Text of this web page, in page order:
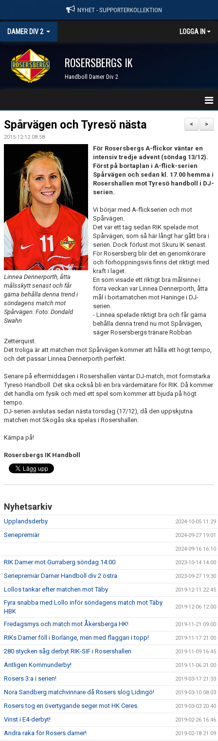
NYHET - SUPPORTERKOLLEKTION
DAMER DIV 2 LOGGA IN
ROSERSBERGS IK
Handboll Damer Div 2
STARTSIDA
NYHETER
KALENDER
TRUPPEN
SERIER & RESULTAT
KONTAKT
DOKUMENT
BILDGALLERI
MATCHER
>
<
Spårvägen och Tyresö nästa
2015-12-12 08:58
Linnea Dennerporth, åtta
målsskytt senast och får
gärna behålla denna trend i
söndagens match mot
Spårvägen. Foto: Dondald
Swahn
För Rosersbergs A-flickor väntar en
intensiv tredje advent (söndag 13/12).
Först på bortaplan i A-flick-serien
Spårvägen och sedan kl. 17.00 hemma i
Rosershallen mot Tyresö handboll i DJ-
serien.
Vi börjar med A-flickserien och mot
Spårvägen.
Det var ett tag sedan RIK spelade mot
Spårvägen, som så här långt har gått bra i
serien. Dock förlust mot Skuru IK senast.
För Rosersberg blir det en genomkörare
och förhoppningsvis finns det riktigt med
kraft i laget.
En som visade ett riktigt bra målsinne i
förra veckan var Linnea Dennerporth, åtta
mål i bortamatchen mot Haninge i DJ-
serien.
- Linnea spelade riktigt bra och får gärna
behålla denna trend nu mot Spårvägen,
säger Rosersbergs tränare Robban
Zetterquist.
Det troliga är att matchen mot Spårvägen kommer att hålla ett högt tempo,
och det passar Linnea Dennerporth perfekt.
Senare på eftermiddagen i Rosershallen väntar DJ-match, mot formstarka
Tyresö Handboll. Det ska också bli en bra värdemätare för RIK. Då kommer
det handla om fysik och med ett spel som kommer att bjuda på högt
tempo.
DJ-serien avslutas sedan nästa torsdag (17/12), då den uppskjutna
matchen mot Skogås ska spelas i Rosershallen.
Kämpa på!
Rosersbergs IK Handboll
Nyhetsarkiv
Upplandsderby 2024-10-05 11:29
Seriepremiär 2024-09-27 19:01
2024-09-16 16:10
RIK Damer mot Gurraberg söndag 14:00 2023-10-14 14:00
Seriepremiär Damer Handboll div 2 östra 2023-09-27 19:30
Lollos tankar efter matchen mot Täby 2019-12-11 22:45
Fyra snabba med Lollo inför söndagens match mot Täby
HBK
2019-12-06 12:00
Fredagsmys och match mot Åkersberga HK! 2019-11-21 09:00
RIKs Damer föll i Borlänge, men med flaggan i topp! 2019-11-17 21:00
280 stycken såg derbyt RIK-SIF i Rosershallen 2019-11-09 16:45
Äntligen Kommunderby! 2019-11-06 21:00
Rosers 3:a i serien! 2019-03-17 21:33
Nora Sandberg matchvinnare då Rosers slog Lidingö! 2019-03-10 08:03
Rosers tog en övertygande seger mot HK Ceres. 2019-03-03 20:40
Vinst i E4-derbyt! 2019-02-26 16:46
Andra raka för Rosers damer! 2019-02-18 21:09